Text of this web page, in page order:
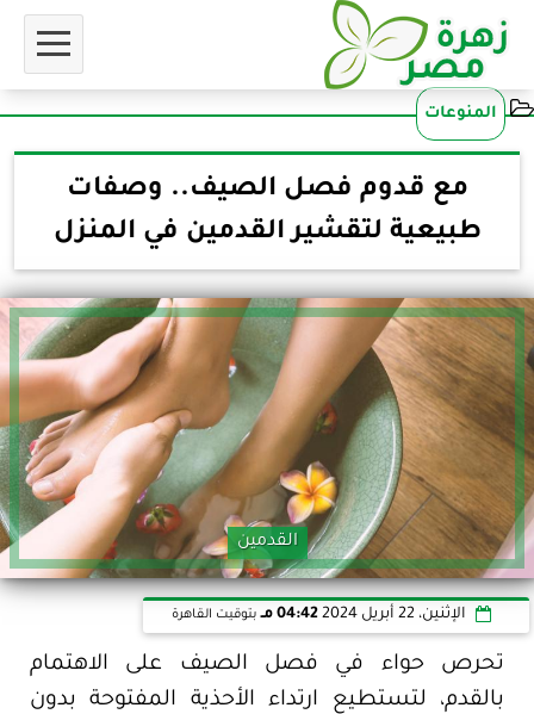
المنوعات
مع قدوم فصل الصيف.. وصفات
طبيعية لتقشير القدمين في المنزل
القدمين
الإثنين، 22 أبريل 2024 04:42 مـ بتوقيت القاهرة
تحرص حواء في فصل الصيف على الاهتمام
بالقدم، لتستطيع ارتداء الأحذية المفتوحة بدون